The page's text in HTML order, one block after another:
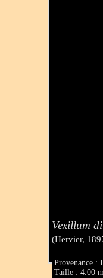
Vexillum
(Hervier,
Provenance :
Taille : 4.00